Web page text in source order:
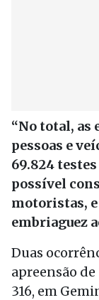
“No total, as
pessoas e
69.824
possível
motoristas,
embriaguez
Duas
apreensão
316, em